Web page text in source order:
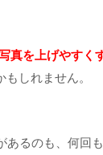
真を上げやすく
もしれません。
あるのも、何回